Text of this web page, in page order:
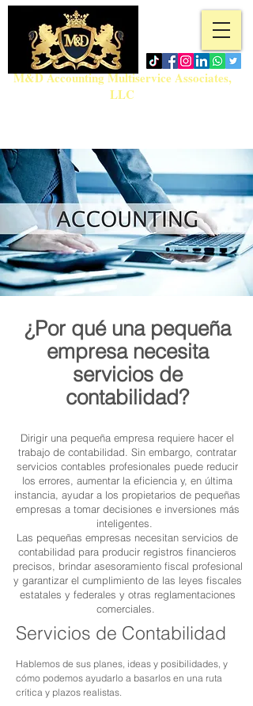
M&D Accounting Multiservice Associates,
LLC
¿Por qué una pequeña
empresa necesita
servicios de
contabilidad?
Dirigir una pequeña empresa requiere hacer el
trabajo de contabilidad. Sin embargo, contratar
servicios contables profesionales puede reducir
los errores, aumentar la eficiencia y, en última
instancia, ayudar a los propietarios de pequeñas
empresas a tomar decisiones e inversiones más
inteligentes.
Las pequeñas empresas necesitan servicios de
contabilidad para producir registros financieros
precisos, brindar asesoramiento fiscal profesional
y garantizar el cumplimiento de las leyes fiscales
estatales y federales y otras reglamentaciones
comerciales.
Servicios de Contabilidad
Hablemos de sus planes, ideas y posibilidades, y
cómo podemos ayudarlo a basarlos en una ruta
crítica y plazos realistas.